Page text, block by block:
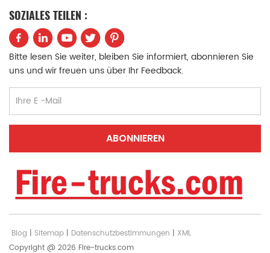
SOZIALES TEILEN :
Bitte lesen Sie weiter, bleiben Sie informiert, abonnieren Sie
uns und wir freuen uns über Ihr Feedback.
Blog | Sitemap | Datenschutzbestimmungen | XML
Copyright @ 2026 Fire-trucks.com